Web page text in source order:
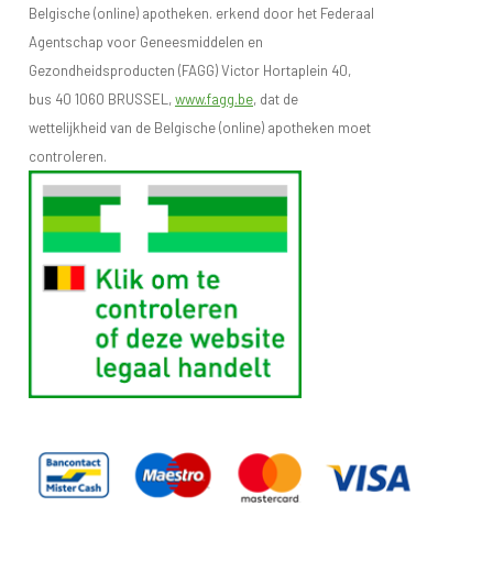
Belgische (online) apotheken. erkend door het Federaal
Agentschap voor Geneesmiddelen en
Gezondheidsproducten (FAGG) Victor Hortaplein 40,
bus 40 1060 BRUSSEL,www.fagg.be, dat de
wettelijkheid van de Belgische (online) apotheken moet
controleren.